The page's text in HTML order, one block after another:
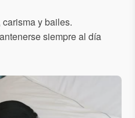
y bailes.
siempre al día